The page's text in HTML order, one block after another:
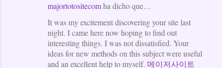
majortotositecomha dicho que…
It was my excitement discovering your site last
night. I came here now hoping to find out
interesting things. I was not dissatisfied. Your
ideas for new methods on this subject were useful
and an excellent help to myself. 메이저사이트